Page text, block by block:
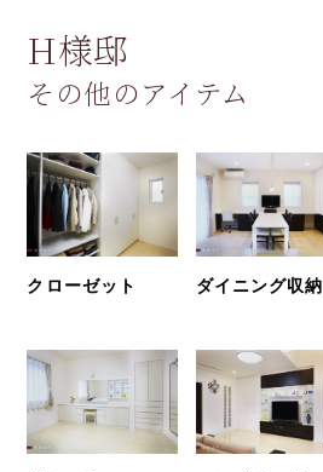
H様邸
その他のアイテム
クローゼット ダイニング収納